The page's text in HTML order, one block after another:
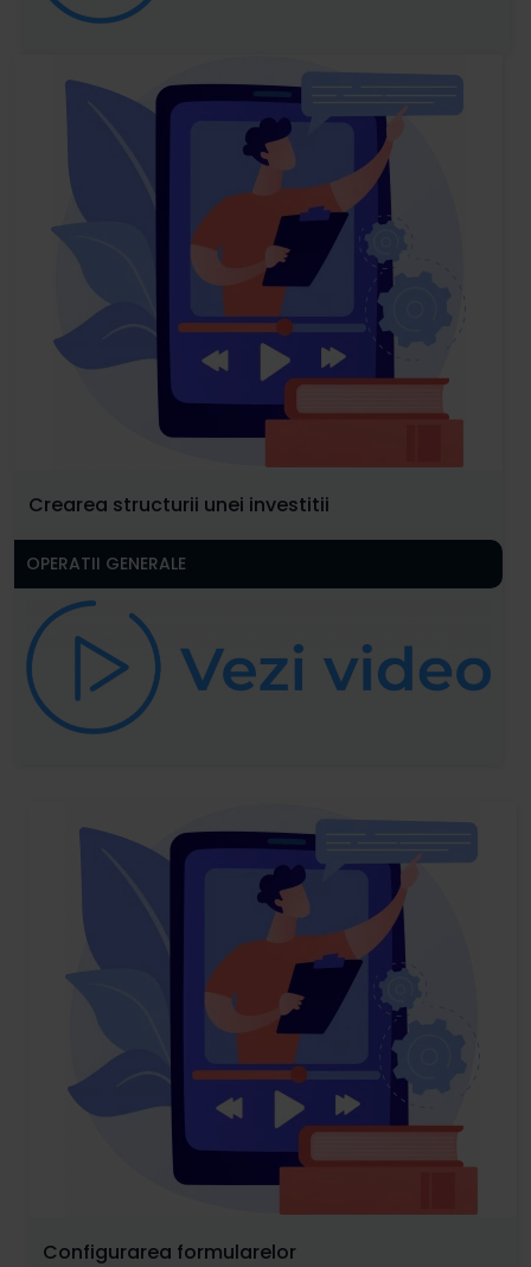
Crearea structurii unei investitii
OPERATII GENERALE
Configurarea formularelor